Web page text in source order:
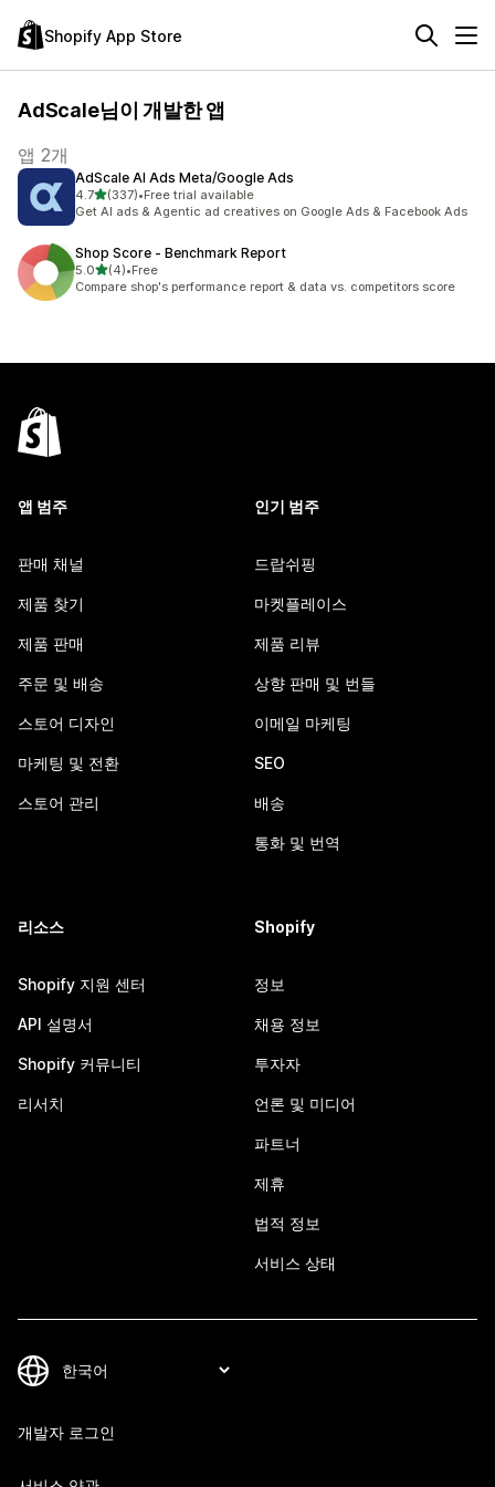
Shopify App Store
AdScale님이 개발한 앱
앱 2개
AdScale AI Ads Meta/Google Ads
4.7별 5개 중
(337)
총 리뷰 337개
•Free trial available
Get AI ads & Agentic ad creatives on Google Ads & Facebook Ads
Shop Score ‑ Benchmark Report
5.0별 5개 중
(4)
총 리뷰 4개
•Free
Compare shop's performance report & data vs. competitors score
앱 범주
판매 채널
제품 찾기
제품 판매
주문 및 배송
스토어 디자인
마케팅 및 전환
스토어 관리
인기 범주
드랍쉬핑
마켓플레이스
제품 리뷰
상향 판매 및 번들
이메일 마케팅
SEO
배송
통화 및 번역
리소스
Shopify 지원 센터
API 설명서
Shopify 커뮤니티
리서치
Shopify
정보
채용 정보
투자자
언론 및 미디어
파트너
제휴
법적 정보
서비스 상태
개발자 로그인